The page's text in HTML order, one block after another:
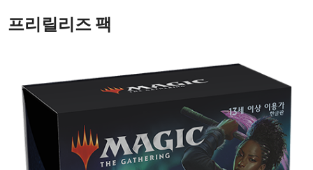
프리릴리즈 팩